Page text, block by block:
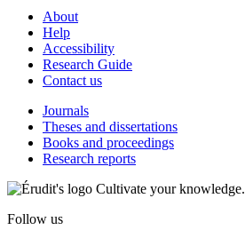
About
Help
Accessibility
Research Guide
Contact us
Journals
Theses and dissertations
Books and proceedings
Research reports
Cultivate your knowledge.
Follow us